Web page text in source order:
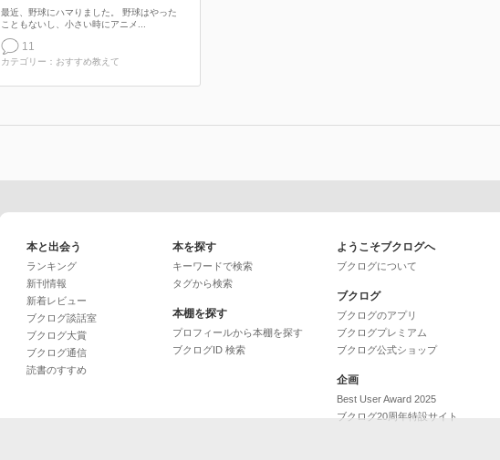
最近、野球にハマりました。 野球はやった
こともないし、小さい時にアニメ...
11
カテゴリー：おすすめ教えて
本と出会う
ランキング
新刊情報
新着レビュー
ブクログ談話室
ブクログ大賞
ブクログ通信
読書のすすめ
本を探す
キーワードで検索
タグから検索
本棚を探す
プロフィールから本棚を探す
ブクログID 検索
ようこそブクログへ
ブクログについて
ブクログ
ブクログのアプリ
ブクログプレミアム
ブクログ公式ショップ
企画
Best User Award 2025
ブクログ20周年特設サイト